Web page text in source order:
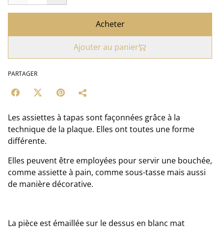
Acheter
Ajouter au panier
PARTAGER
Les assiettes à tapas sont façonnées grâce à la
technique de la plaque. Elles ont toutes une forme
différente.
Elles peuvent être employées pour servir une bouchée,
comme assiette à pain, comme sous-tasse mais aussi
de manière décorative.
La pièce est émaillée sur le dessus en blanc mat